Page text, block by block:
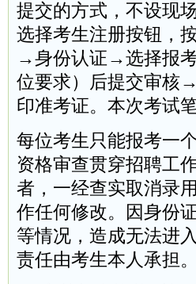
提交的方式，不设现
选择考生注册按钮，
→身份认证→选择报
位要求）后提交审核
印准考证。本次考试
每位考生只能报考一
资格审查贯穿招聘工
者，一经查实取消录
作任何修改。因身份
等情况，造成无法进
责任由考生本人承担。